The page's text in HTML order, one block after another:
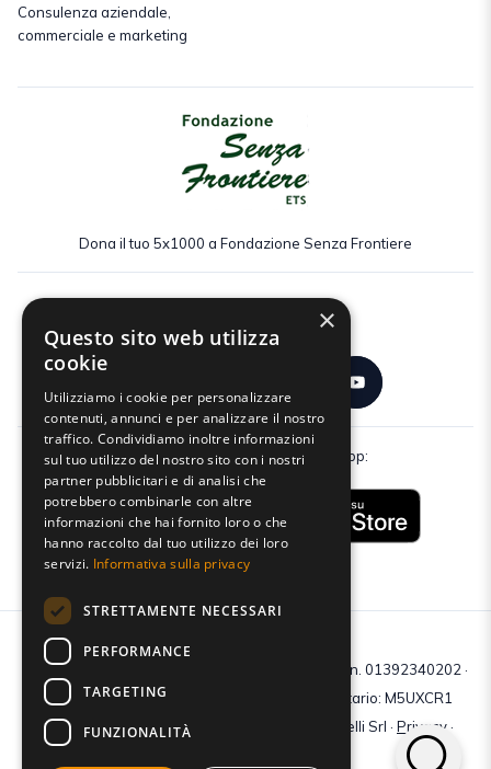
Consulenza aziendale,
commerciale e marketing
Dona il tuo 5x1000 a Fondazione Senza Frontiere
Scarica gratuitamente la nostra app:
C.F e P.IVA: 01392340202 · Reg.Imp. di Mantova: n. 01392340202 ·
Capitale sociale € 210.400 i.v. · Codice destinatario: M5UXCR1
© 2026 Tutti i diritti riservati · Centro Studi Castelli Srl · Privacy·
×
Questo sito web utilizza
cookie
Utilizziamo i cookie per personalizzare
contenuti, annunci e per analizzare il nostro
traffico. Condividiamo inoltre informazioni
sul tuo utilizzo del nostro sito con i nostri
partner pubblicitari e di analisi che
potrebbero combinarle con altre
informazioni che hai fornito loro o che
hanno raccolto dal tuo utilizzo dei loro
servizi. Informativa sulla privacy
STRETTAMENTE NECESSARI
PERFORMANCE
TARGETING
FUNZIONALITÀ